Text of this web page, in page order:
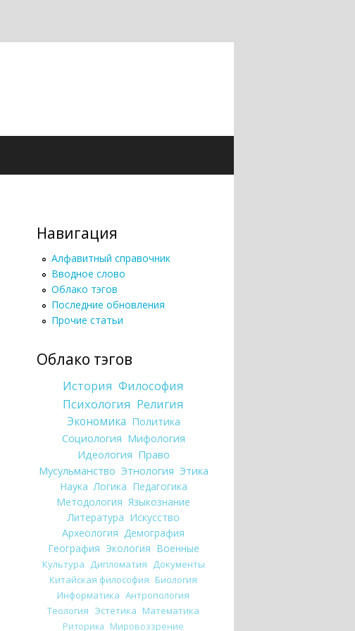
Навигация
Алфавитный справочник
Вводное слово
Облако тэгов
Последние обновления
Прочие статьи
Облако тэгов
История Философия
Психология Религия
Экономика Политика
Социология Мифология
Идеология Право
Мусульманство Этнология Этика
Наука Логика Педагогика
Методология Языкознание
Литература Искусство
Археология Демография
География Экология Военные
Культура Дипломатия Документы
Китайская философия Биология
Информатика Антропология
Теология Эстетика Математика
Риторика Мировоззрение